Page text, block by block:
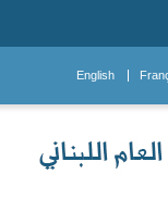
English